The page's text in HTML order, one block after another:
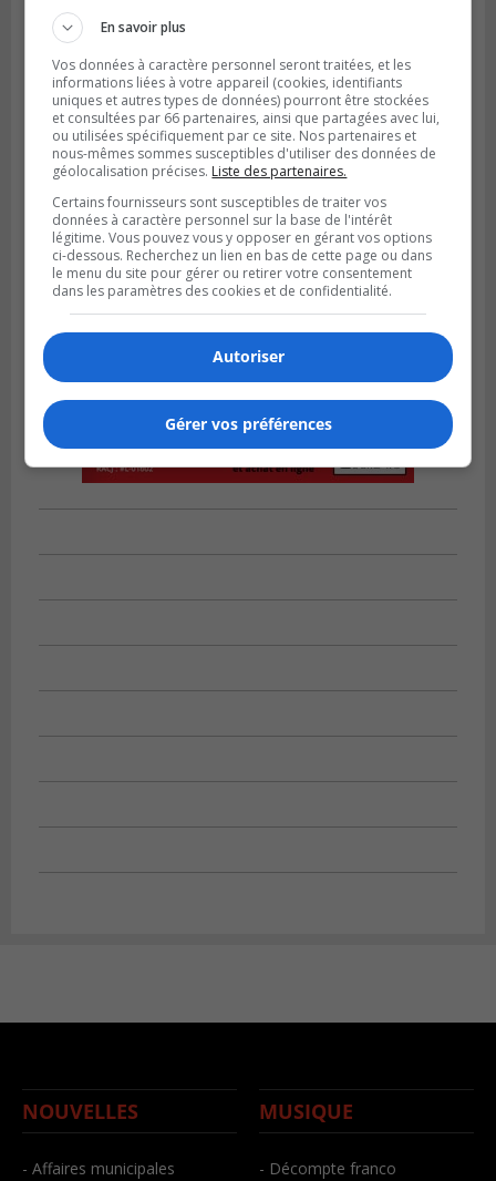
NOUVELLES
- Affaires municipales
MUSIQUE
- Décompte franco
En savoir plus
Vos données à caractère personnel seront traitées, et les
informations liées à votre appareil (cookies, identifiants
uniques et autres types de données) pourront être stockées
et consultées par 66 partenaires, ainsi que partagées avec lui,
ou utilisées spécifiquement par ce site. Nos partenaires et
nous-mêmes sommes susceptibles d'utiliser des données de
géolocalisation précises. Liste des partenaires.
Certains fournisseurs sont susceptibles de traiter vos
données à caractère personnel sur la base de l'intérêt
légitime. Vous pouvez vous y opposer en gérant vos options
ci-dessous. Recherchez un lien en bas de cette page ou dans
le menu du site pour gérer ou retirer votre consentement
dans les paramètres des cookies et de confidentialité.
Autoriser
Gérer vos préférences